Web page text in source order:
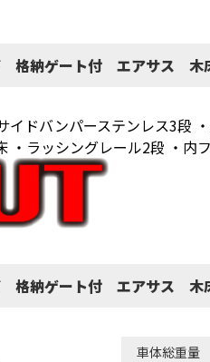
納ゲート付 エアサス 木
サイドバンパーステンレス
ラッシングレール2段 ・内
納ゲート付 エアサス 木
車体総重量